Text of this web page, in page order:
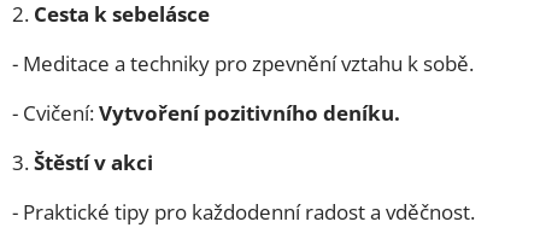
2. ⁠ ⁠Cesta k sebelásce
- Meditace a techniky pro zpevnění vztahu k sobě.
- Cvičení:Vytvoření pozitivního deníku.
3.⁠ ⁠Štěstí v akci
- Praktické tipy pro každodenní radost a vděčnost.